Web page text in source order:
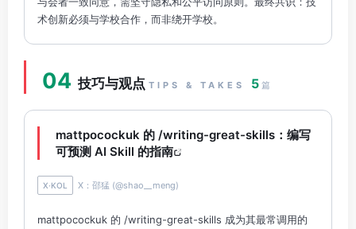
术创新必须与学校合作，而非绕开学校。
04 技巧与观点 TIPS & TAKES 5 篇
mattpocockuk 的 /writing-great-skills：编写
可预测 AI Skill 的指南
X·KOL X：邵猛 (@shao__meng)
mattpocockuk 的 /writing-great-skills 成为其最常调用的